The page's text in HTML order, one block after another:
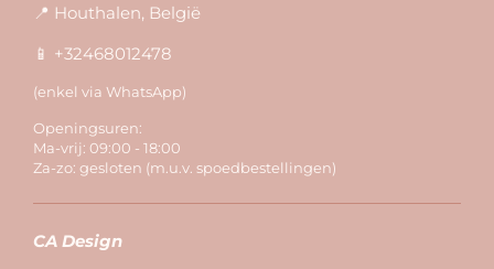
📍 Houthalen, België
📱 +32468012478
(enkel via WhatsApp)
Openingsuren:
Ma-vrij: 09:00 - 18:00
Za-zo: gesloten (m.u.v. spoedbestellingen)
CA Design